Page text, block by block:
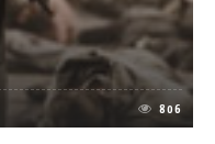
806